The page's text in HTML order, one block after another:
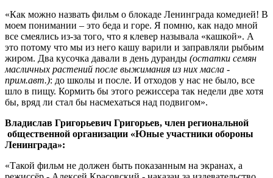
«Как можно назвать фильм о блокаде Ленинграда комедией! В
моем понимании – это беда и горе. Я помню, как надо мной
все смеялись из-за того, что я клевер называла «кашкой». А
это потому что мы из него кашу варили и заправляли рыбьим
жиром. Два кусочка давали в день дуранды (остатки семян
масличных растений после выжимания из них масла -
прим.авт.): до школы и после. И отходов у нас не было, все
шло в пищу. Кормить бы этого режиссера так недели две хотя
бы, вряд ли стал бы насмехаться над подвигом».
Владислав Григорьевич Григорьев, член региональной
общественной организации «Юные участники обороны
Ленинграда»:
«Такой фильм не должен быть показанным на экранах, а